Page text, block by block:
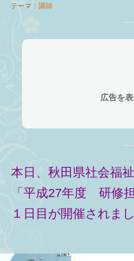
テーマ： 講師
広告を
本日、秋田県社会福
「平成27年度 研修
１日目が開催されまし